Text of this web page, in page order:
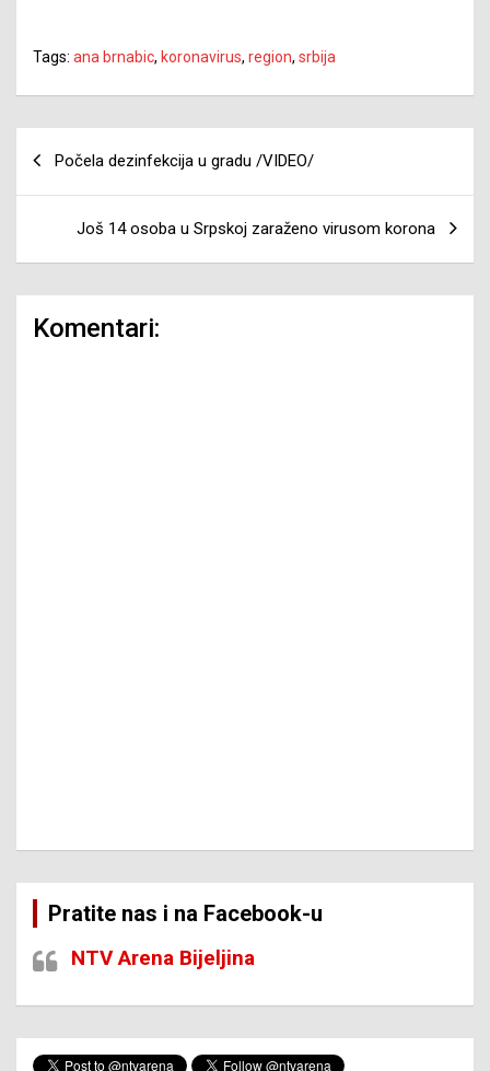
Tags: ana brnabic, koronavirus, region, srbija
Počela dezinfekcija u gradu /VIDEO/
Još 14 osoba u Srpskoj zaraženo virusom korona
Komentari:
Pratite nas i na Facebook-u
NTV Arena Bijeljina